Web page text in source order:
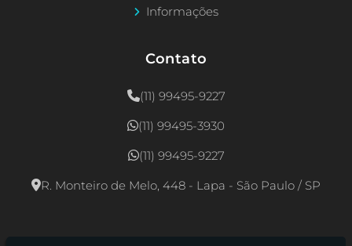
Informações
Contato
(11) 99495-9227
(11) 99495-3930
(11) 99495-9227
R. Monteiro de Melo, 448 - Lapa - São Paulo / SP